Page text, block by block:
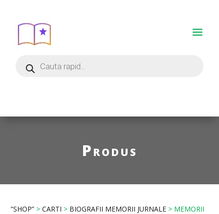
Produs
”SHOP” >CARTI > BIOGRAFII MEMORII JURNALE > MEMORII